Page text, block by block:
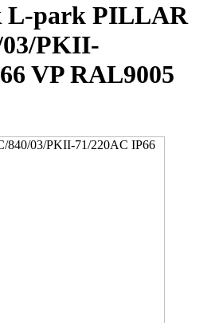
L-park PILLAR
03/PKII-
VP RAL9005